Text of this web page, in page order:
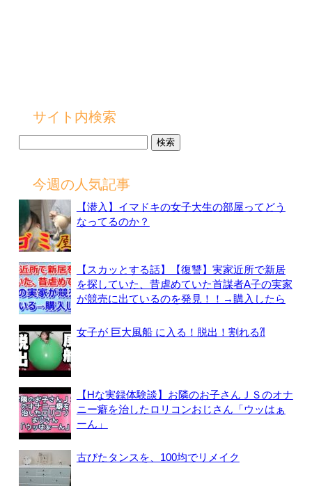
サイト内検索
今週の人気記事
【潜入】イマドキの女子大生の部屋ってどう
なってるのか？
【スカッとする話】【復讐】実家近所で新居
を探していた、昔虐めていた首謀者A子の実家
が競売に出ているのを発見！！→購入したら
女子が 巨大風船 に入る！脱出！割れる⁈
【Hな実録体験談】お隣のお子さんＪＳのオナ
ニー癖を治したロリコンおじさん「ウッはぁ
ーん」
古びたタンスを、100均でリメイク